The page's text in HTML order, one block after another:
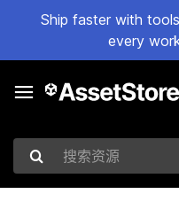
Ship faster with
every
搜索资源